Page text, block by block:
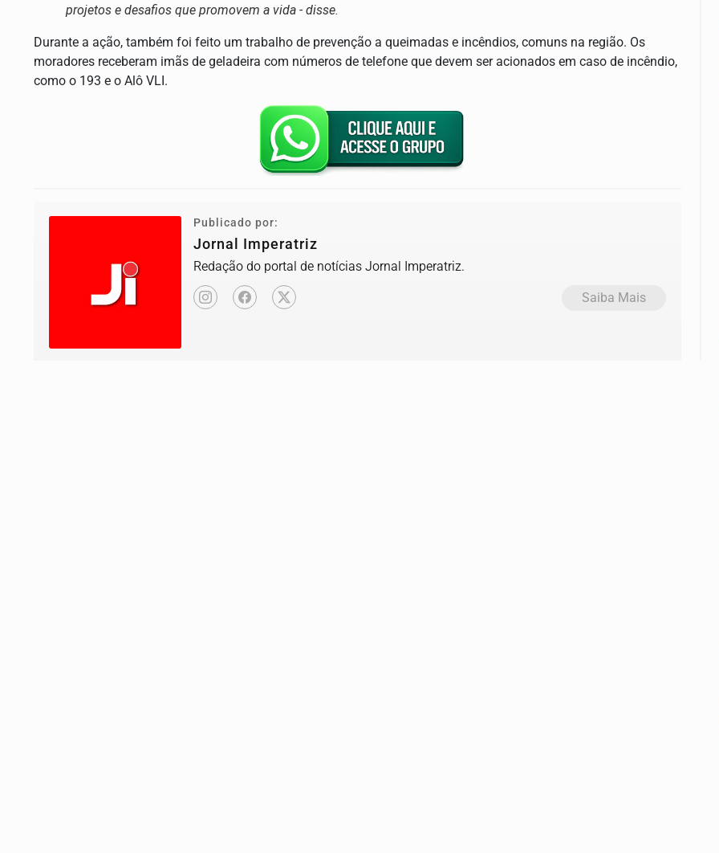
projetos e desafios que promovem a vida - disse.
Durante a ação, também foi feito um trabalho de prevenção a queimadas e incêndios, comuns na região. Os
moradores receberam imãs de geladeira com números de telefone que devem ser acionados em caso de incêndio,
como o 193 e o Alô VLI.
Publicado por:
Jornal Imperatriz
Redação do portal de notícias Jornal Imperatriz.
Saiba Mais